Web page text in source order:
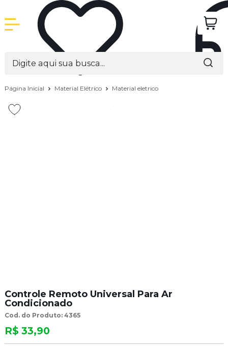
Página Inicial Material Elétrico Material eletrico
Controle Remoto Universal Para Ar
Condicionado
Cod. do Produto: 4365
R$ 33,90